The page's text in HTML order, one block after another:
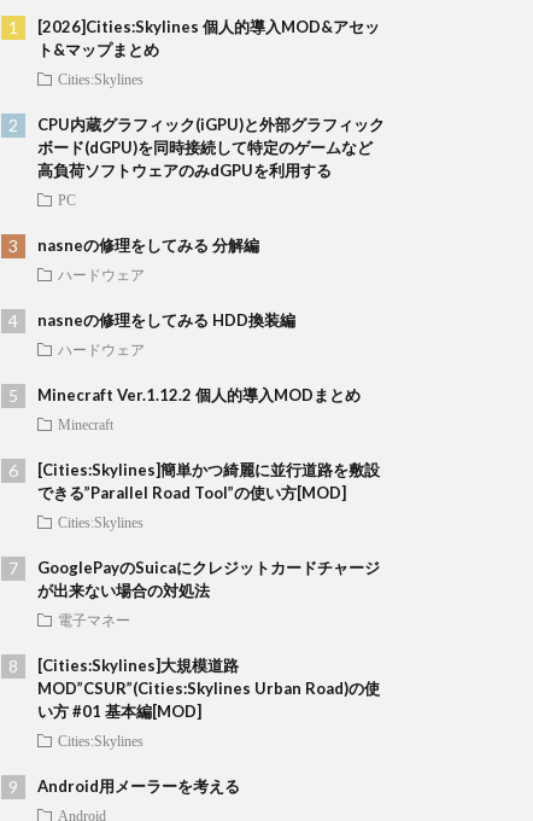
[2026]Cities:Skylines 個人的導入MOD&アセッ
ト&マップまとめ
Cities:Skylines
CPU内蔵グラフィック(iGPU)と外部グラフィック
ボード(dGPU)を同時接続して特定のゲームなど
高負荷ソフトウェアのみdGPUを利用する
PC
nasneの修理をしてみる 分解編
ハードウェア
nasneの修理をしてみる HDD換装編
ハードウェア
Minecraft Ver.1.12.2 個人的導入MODまとめ
Minecraft
[Cities:Skylines]簡単かつ綺麗に並行道路を敷設
できる”Parallel Road Tool”の使い方[MOD]
Cities:Skylines
GooglePayのSuicaにクレジットカードチャージ
が出来ない場合の対処法
電子マネー
[Cities:Skylines]大規模道路
MOD”CSUR”(Cities:Skylines Urban Road)の使
い方 #01 基本編[MOD]
Cities:Skylines
Android用メーラーを考える
Android